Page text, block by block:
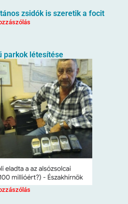
zsidók is szeretik a focit
parkok létesítése